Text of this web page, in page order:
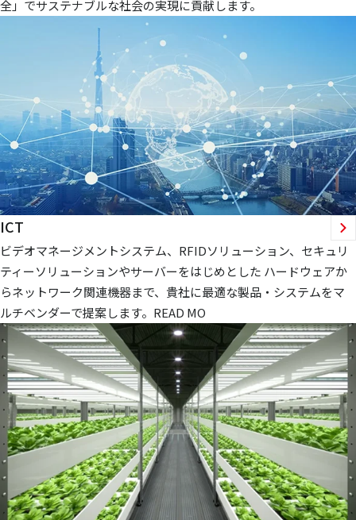
全」でサステナブルな社会の実現に貢献します。
ICT
ビデオマネージメントシステム、RFIDソリューション、セキュリ
ティーソリューションやサーバーをはじめとした ハードウェアか
らネットワーク関連機器まで、貴社に最適な製品・システムをマ
ルチベンダーで提案します。READ MO